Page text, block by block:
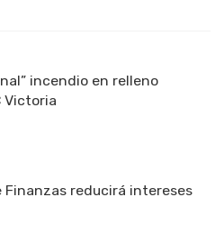
incendio en relleno
Victoria
Finanzas reducirá intereses